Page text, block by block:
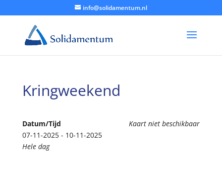
info@solidamentum.nl
Kringweekend
Kaart niet beschikbaar
Datum/Tijd
07-11-2025 - 10-11-2025
Hele dag